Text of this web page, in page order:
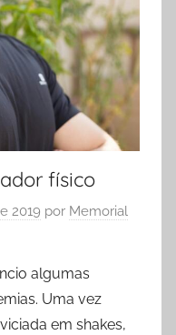
físico
2019 por Memorial
algumas
Uma vez
em shakes,